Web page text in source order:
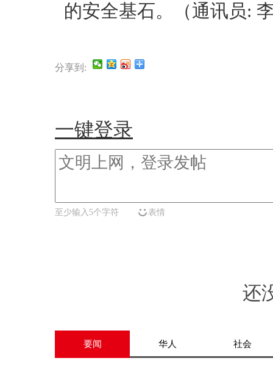
的安全基石。（通讯员:
分享到:
一键登录
至少输入5个字符 表情
还
要闻 华人 社会